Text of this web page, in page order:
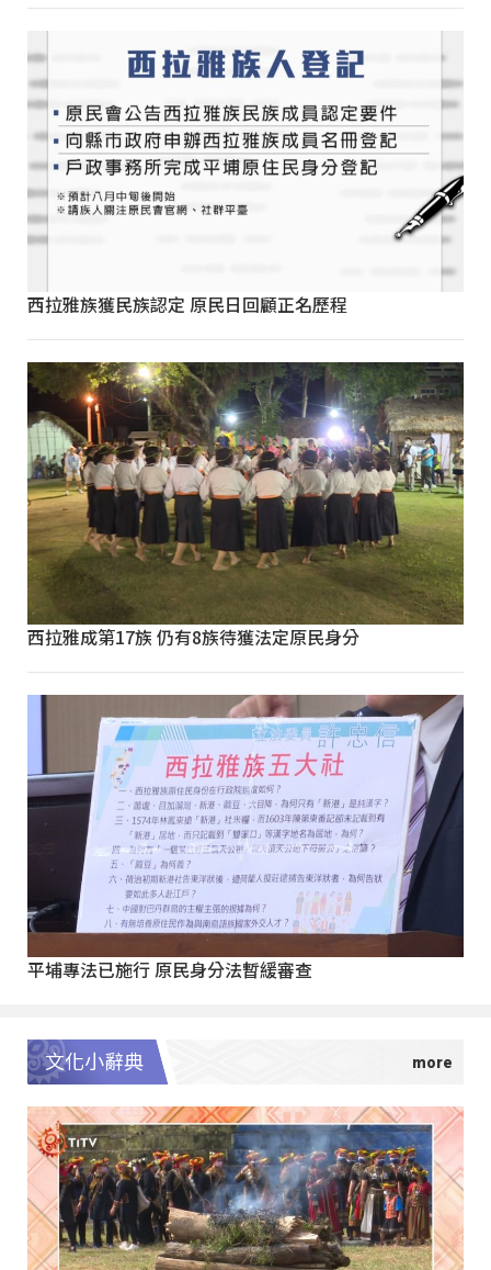
西拉雅族獲民族認定 原民日回顧正名歷程
西拉雅成第17族 仍有8族待獲法定原民身分
平埔專法已施行 原民身分法暫緩審查
文化小辭典